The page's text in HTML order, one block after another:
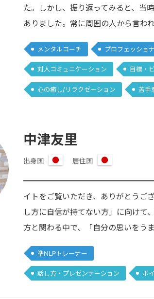
た。しかし、振り返ってみると、当
ありました。常に周囲の人から言わ
メンタルコーチ プロフェッショ
対人コミュニケーション 目標・
心の癒し/リラクゼーション 苦手
中津友里
出身国
日
本
居住国
日
本
イトをご覧いただき、ありがとうご
し方に自信が持てない方」に向けて
方と関わる中で、「自分の思いをう
準NLPトレーナー
話し方・プレゼンテーション ボ